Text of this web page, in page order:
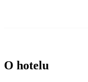
O hotelu